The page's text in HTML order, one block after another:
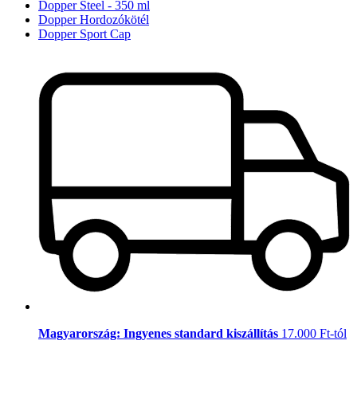
Dopper Steel - 350 ml
Dopper Hordozókötél
Dopper Sport Cap
Magyarország: Ingyenes standard kiszállítás 17.000 Ft-tól